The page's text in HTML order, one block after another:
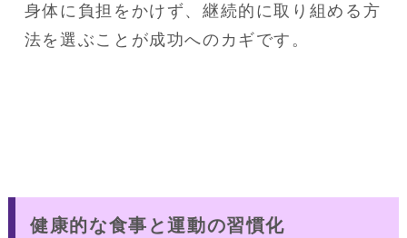
身体に負担をかけず、継続的に取り組める方
法を選ぶことが成功へのカギです。
健康的な食事と運動の習慣化